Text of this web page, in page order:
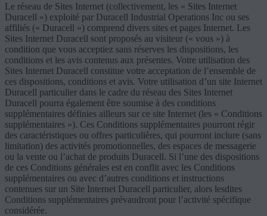
Le réseau de Sites Internet (collectivement, les « Sites Internet
Duracell ») exploité par Duracell Industrial Operations Inc ou ses
affiliés (« Duracell ») comprend divers sites et pages Internet. Les
Sites Internet Duracell sont proposés au visiteur (« vous ») à
condition que vous acceptiez sans réserves les dispositions, les
conditions et les avis contenus aux présentes. Votre utilisation des
Sites Internet Duracell constitue votre acceptation de l’ensemble de
ces dispositions, conditions et avis. Votre utilisation d’un site Internet
Duracell particulier dans le cadre du réseau des Sites Internet
Duracell pourra également être soumise à des conditions
supplémentaires définies ailleurs sur ce site Internet (les « Conditions
supplémentaires »). Ces Conditions supplémentaires pourront régir
des caractéristiques ou offres particulières, qui pourront inclure (sans
limitation) des activités promotionnelles, des espaces de messagerie
ou la vente ou l’achat de produits Duracell. Si l’une des dispositions
de ces Conditions générales est en conflit avec les Conditions
supplémentaires ou avec d’autres conditions et instructions
contenues sur un Site Internet Duracell particulier, alors lesdites
Conditions supplémentaires prévaudront pour l’activité spécifique
considérée.